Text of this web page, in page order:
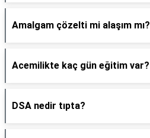
Amalgam çözelti mi alaşım mı?
Acemilikte kaç gün eğitim var?
DSA nedir tıpta?